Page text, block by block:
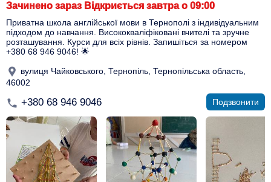
Зачинено зараз Відкриється завтра о 09:00
Приватна школа англійської мови в Тернополі з індивідуальним
підходом до навчання. Висококваліфіковані вчителі та зручне
розташування. Курси для всіх рівнів. Запишіться за номером
+380 68 946 9046! 🌟
вулиця Чайковського, Тернопіль, Тернопільська область,
46002
+380 68 946 9046 Подзвонити